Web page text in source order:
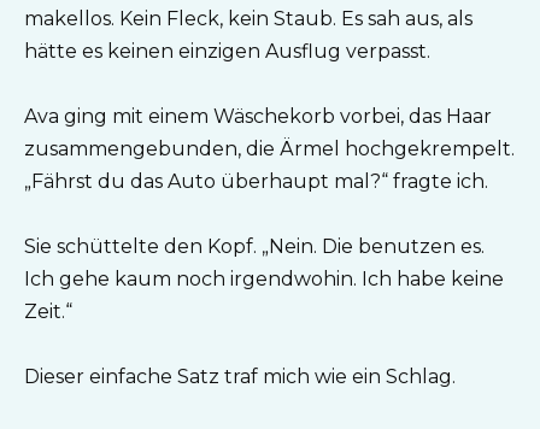
makellos. Kein Fleck, kein Staub. Es sah aus, als
hätte es keinen einzigen Ausflug verpasst.
Ava ging mit einem Wäschekorb vorbei, das Haar
zusammengebunden, die Ärmel hochgekrempelt.
„Fährst du das Auto überhaupt mal?“ fragte ich.
Sie schüttelte den Kopf. „Nein. Die benutzen es.
Ich gehe kaum noch irgendwohin. Ich habe keine
Zeit.“
Dieser einfache Satz traf mich wie ein Schlag.